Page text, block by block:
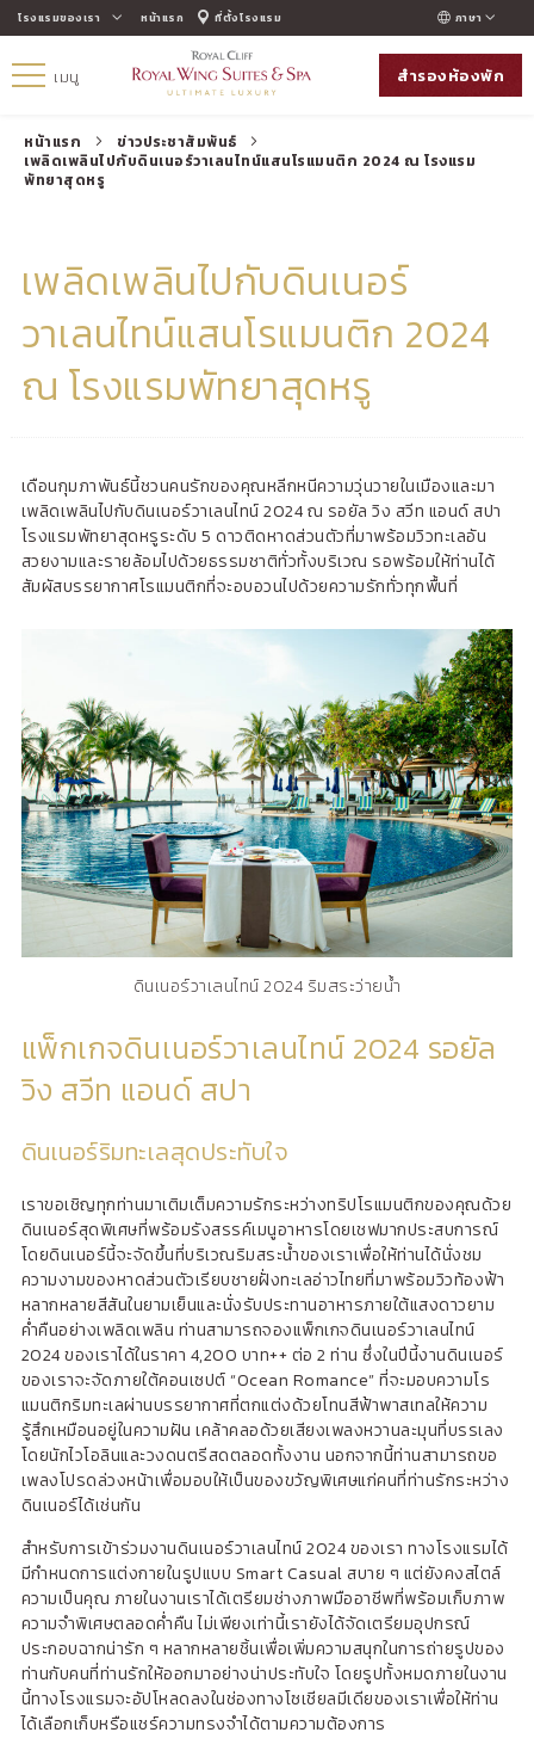
โรงแรมของเรา หน้าแรก ที่ตั้งโรงแรม ภาษา
ENGLISH
ภาษาไทย
เมนู สำรองห้องพัก
หน้าแรก
ข่าวประชาสัมพันธ์
เพลิดเพลินไปกับดินเนอร์วาเลนไทน์แสนโรแมนติก 2024 ณ โรงแรม
พัทยาสุดหรู
เพลิดเพลินไปกับดินเนอร์
วาเลนไทน์แสนโรแมนติก 2024
ณ โรงแรมพัทยาสุดหรู
เดือนกุมภาพันธ์นี้ชวนคนรักของคุณหลีกหนีความวุ่นวายในเมืองและมา
เพลิดเพลินไปกับดินเนอร์วาเลนไทน์ 2024 ณ รอยัล วิง สวีท แอนด์ สปา
โรงแรมพัทยาสุดหรูระดับ 5 ดาวติดหาดส่วนตัวที่มาพร้อมวิวทะเลอัน
สวยงามและรายล้อมไปด้วยธรรมชาติทั่วทั้งบริเวณ รอพร้อมให้ท่านได้
สัมผัสบรรยากาศโรแมนติกที่จะอบอวนไปด้วยความรักทั่วทุกพื้นที่
ดินเนอร์วาเลนไทน์ 2024 ริมสระว่ายน้ำ
แพ็กเกจดินเนอร์วาเลนไทน์ 2024 รอยัล
วิง สวีท แอนด์ สปา
ดินเนอร์ริมทะเลสุดประทับใจ
เราขอเชิญทุกท่านมาเติมเต็มความรักระหว่างทริปโรแมนติกของคุณด้วย
ดินเนอร์สุดพิเศษที่พร้อมรังสรรค์เมนูอาหารโดยเชฟมากประสบการณ์
โดยดินเนอร์นี้จะจัดขึ้นที่บริเวณริมสระน้ำของเราเพื่อให้ท่านได้นั่งชม
ความงามของหาดส่วนตัวเรียบชายฝั่งทะเลอ่าวไทยที่มาพร้อมวิวท้องฟ้า
หลากหลายสีสันในยามเย็นและนั่งรับประทานอาหารภายใต้แสงดาวยาม
ค่ำคืนอย่างเพลิดเพลิน ท่านสามารถจองแพ็กเกจดินเนอร์วาเลนไทน์
2024 ของเราได้ในราคา 4,200 บาท++ ต่อ 2 ท่าน ซึ่งในปีนี้งานดินเนอร์
ของเราจะจัดภายใต้คอนเซปต์ “Ocean Romance” ที่จะมอบความโร
แมนติกริมทะเลผ่านบรรยากาศที่ตกแต่งด้วยโทนสีฟ้าพาสเทลให้ความ
รู้สึกเหมือนอยู่ในความฝัน เคล้าคลอด้วยเสียงเพลงหวานละมุนที่บรรเลง
โดยนักไวโอลินและวงดนตรีสดตลอดทั้งงาน นอกจากนี้ท่านสามารถขอ
เพลงโปรดล่วงหน้าเพื่อมอบให้เป็นของขวัญพิเศษแก่คนที่ท่านรักระหว่าง
ดินเนอร์ได้เช่นกัน
สำหรับการเข้าร่วมงานดินเนอร์วาเลนไทน์ 2024 ของเรา ทางโรงแรมได้
มีกำหนดการแต่งกายในรูปแบบ Smart Casual สบาย ๆ แต่ยังคงสไตล์
ความเป็นคุณ ภายในงานเราได้เตรียมช่างภาพมืออาชีพที่พร้อมเก็บภาพ
ความจำพิเศษตลอดค่ำคืน ไม่เพียงเท่านี้เรายังได้จัดเตรียมอุปกรณ์
ประกอบฉากน่ารัก ๆ หลากหลายชิ้นเพื่อเพิ่มความสนุกในการถ่ายรูปของ
ท่านกับคนที่ท่านรักให้ออกมาอย่างน่าประทับใจ โดยรูปทั้งหมดภายในงาน
นี้ทางโรงแรมจะอัปโหลดลงในช่องทางโซเชียลมีเดียของเราเพื่อให้ท่าน
ได้เลือกเก็บหรือแชร์ความทรงจำได้ตามความต้องการ